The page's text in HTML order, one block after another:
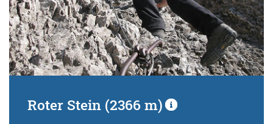
Roter Stein (2366 m)